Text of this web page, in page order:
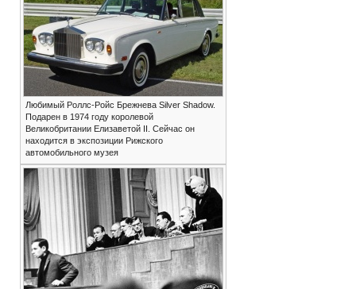
Любимый Роллс-Ройс Брежнева Silver Shadow.
Подарен в 1974 году королевой
Великобритании Елизаветой II. Сейчас он
находится в экспозиции Рижского
автомобильного музея